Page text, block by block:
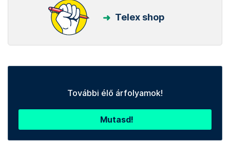
Telex shop
További élő árfolyamok!
Mutasd!